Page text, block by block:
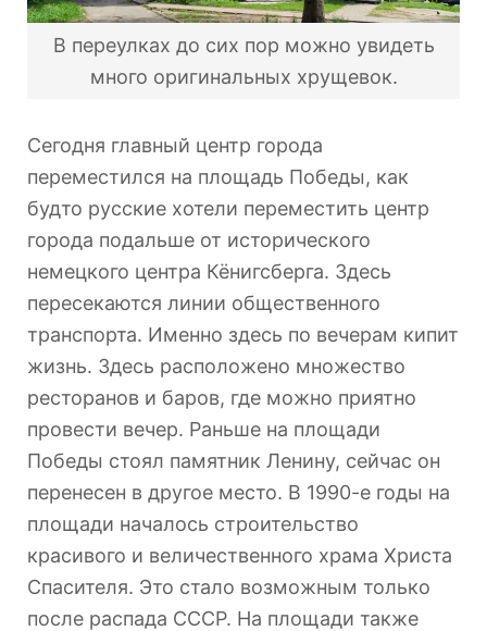
В переулках до сих пор можно увидеть
много оригинальных хрущевок.
Сегодня главный центр города
переместился на площадь Победы, как
будто русские хотели переместить центр
города подальше от исторического
немецкого центра Кёнигсберга. Здесь
пересекаются линии общественного
транспорта. Именно здесь по вечерам кипит
жизнь. Здесь расположено множество
ресторанов и баров, где можно приятно
провести вечер. Раньше на площади
Победы стоял памятник Ленину, сейчас он
перенесен в другое место. В 1990-е годы на
площади началось строительство
красивого и величественного храма Христа
Спасителя. Это стало возможным только
после распада СССР. На площади также